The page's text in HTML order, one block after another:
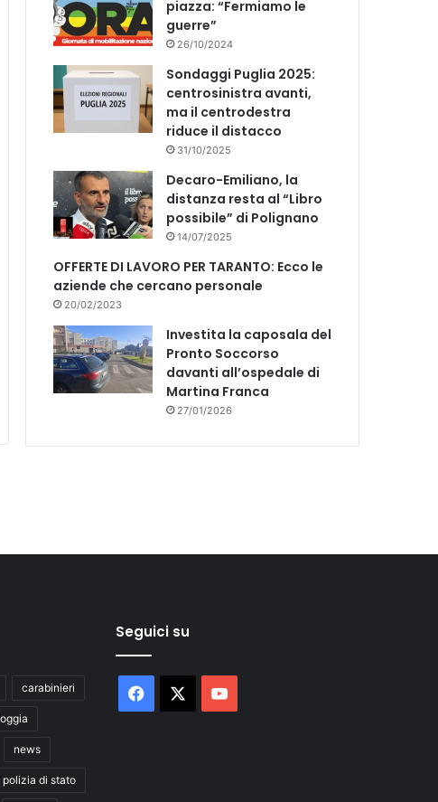
piazza: “Fermiamo le
guerre”
26/10/2024
Sondaggi Puglia 2025:
centrosinistra avanti,
ma il centrodestra
riduce il distacco
31/10/2025
Decaro-Emiliano, la
distanza resta al “Libro
possibile” di Polignano
14/07/2025
OFFERTE DI LAVORO PER TARANTO: Ecco le
aziende che cercano personale
20/02/2023
Investita la caposala del
Pronto Soccorso
davanti all’ospedale di
Martina Franca
27/01/2026
carabinieri
news
polizia di stato
Seguici su
Facebook